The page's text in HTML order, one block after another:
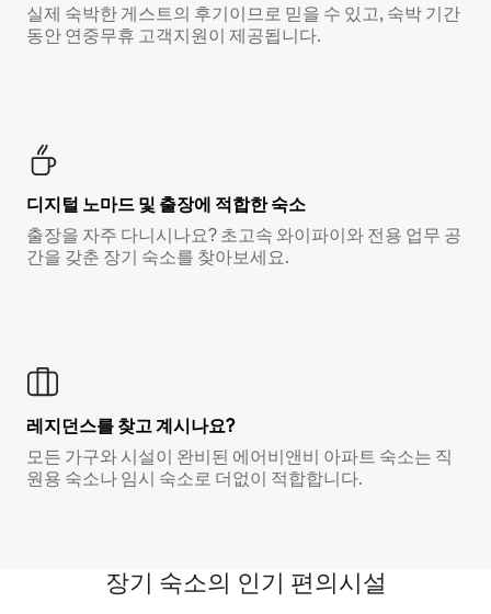
실제 숙박한 게스트의 후기이므로 믿을 수 있고, 숙박 기간
동안 연중무휴 고객지원이 제공됩니다.
디지털 노마드 및 출장에 적합한 숙소
출장을 자주 다니시나요? 초고속 와이파이와 전용 업무 공
간을 갖춘 장기 숙소를 찾아보세요.
레지던스를 찾고 계시나요?
모든 가구와 시설이 완비된 에어비앤비 아파트 숙소는 직
원용 숙소나 임시 숙소로 더없이 적합합니다.
장기 숙소의 인기 편의시설